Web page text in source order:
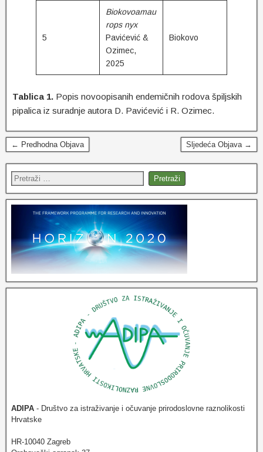
5
Biokovoamau
rops nyx
Pavićević &
Ozimec,
2025
Biokovo
Tablica 1. Popis novoopisanih endemičnih rodova špiljskih
pipalica iz suradnje autora D. Pavićević i R. Ozimec.
← Predhodna Objava Sljedeća Objava →
ADIPA - Društvo za istraživanje i očuvanje prirodoslovne raznolikosti
Hrvatske
HR-10040 Zagreb